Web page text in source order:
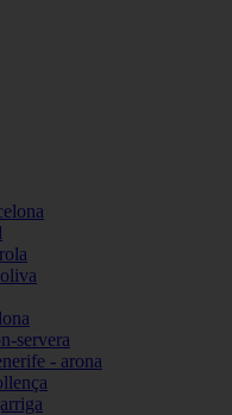
servera
- arona